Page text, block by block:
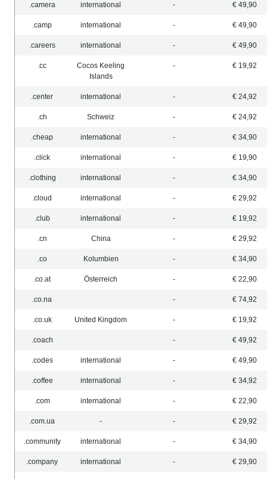
.camera international - € 49,90
.camp international - € 49,90
.careers international - € 49,90
.cc
Cocos Keeling
Islands
- € 19,92
.center international - € 24,92
.ch Schweiz - € 24,92
.cheap international - € 34,90
.click international - € 19,90
.clothing international - € 34,90
.cloud international - € 29,92
.club international - € 19,92
.cn China - € 29,92
.co Kolumbien - € 34,90
.co.at Österreich - € 22,90
.co.na - € 74,92
.co.uk United Kingdom - € 19,92
.coach - € 49,92
.codes international - € 49,90
.coffee international - € 34,92
.com international - € 22,90
.com.ua - - € 29,92
.community international - € 34,90
.company international - € 29,90